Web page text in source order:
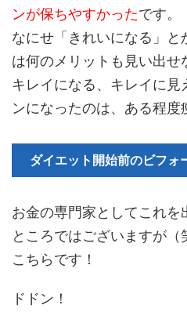
ンが保ちやすかったです。
なにせ「きれいになる」
は何のメリットも見い出せ
キレイになる、キレイに見
ンになったのは、ある程度
ダイエット開始前のビフォ
お金の専門家としてこれを
ところではございますが（
こちらです！
ドドン！